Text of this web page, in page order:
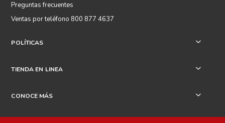
Preguntas frecuentes
Ventas por teléfono 800 877 4637
POLÍTICAS +
TIENDA EN LINEA +
CONOCE MÁS +